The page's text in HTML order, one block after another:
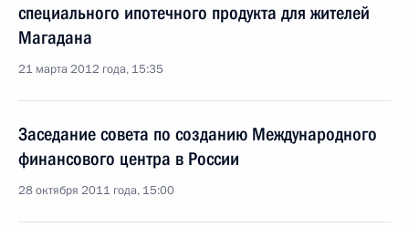
специального ипотечного продукта для жителей
Магадана
21 марта 2012 года, 15:35
Заседание совета по созданию Международного
финансового центра в России
28 октября 2011 года, 15:00